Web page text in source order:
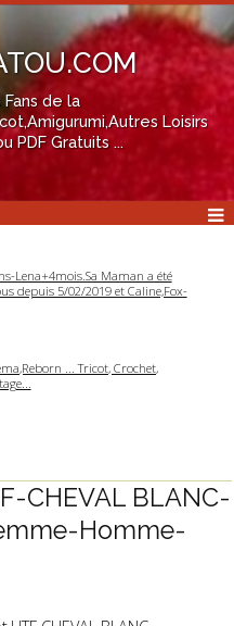
de la
Loisirs
PDF Gratuits ...
Lena+4mois.Sa Maman a été
depuis 5/02/2019 et Caline,Fox-
... Tricot, Crochet,
CHEVAL BLANC-
Homme-